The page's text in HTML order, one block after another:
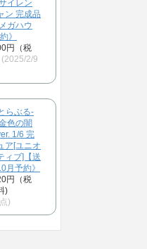
イレン
ン 完成品
ガハウ
》
円（税
(2025/2/9
らぶる-
色の闇
1/6 完
ア[ユニオ
ィブ]【送
月予約》
円（税
)
)